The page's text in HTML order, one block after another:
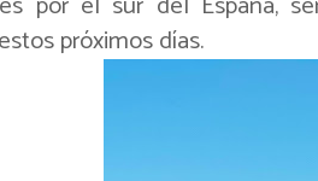
próximos días.